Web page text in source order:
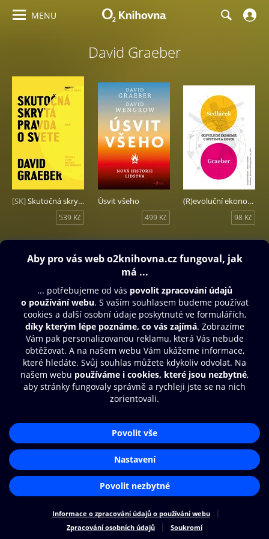
MENU
David Graeber
[SK]Skutočná skrytá pravda o svete
539 Kč
Úsvit všeho
499 Kč
(R)evoluční ekonomie
98 Kč
Obsah ke stažení
Další zábava
© O2 Czech Republic a.s.
Nákupní řád
Přístupnost
Cookies
Nastavení cookies
Aplikace O2 Knihovna
Čti a poslouchej své e-knihy a
audioknihy rychleji a pohodlněji.